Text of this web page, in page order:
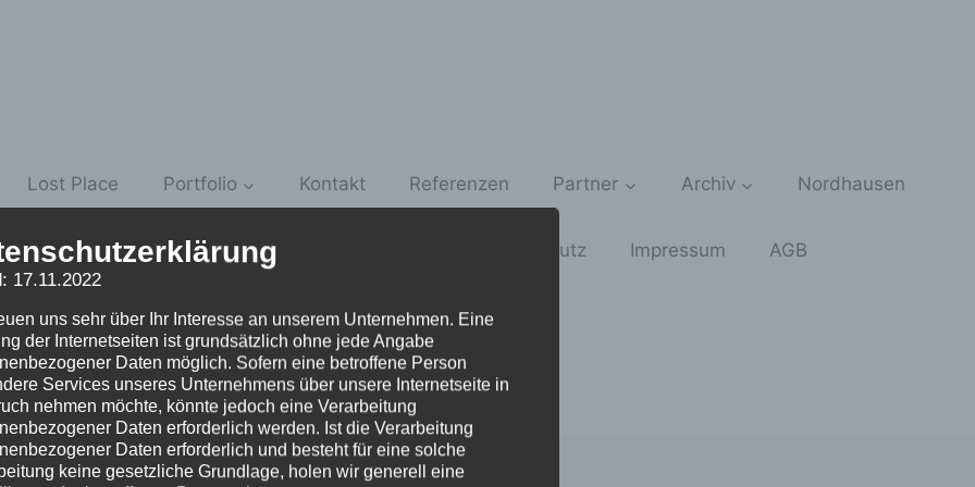
Lost Place Portfolio Kontakt Referenzen Partner Archiv Nordhausen
Policy (EU) Theater Datenschutz Impressum AGB
17.11.2022
uns sehr über Ihr Interesse an unserem Unternehmen. Eine
der Internetseiten ist grundsätzlich ohne jede Angabe
Daten möglich. Sofern eine betroffene Person
Services unseres Unternehmens über unsere Internetseite in
nehmen möchte, könnte jedoch eine Verarbeitung
Daten erforderlich werden. Ist die Verarbeitung
Daten erforderlich und besteht für eine solche
keine gesetzliche Grundlage, holen wir generell eine